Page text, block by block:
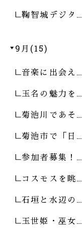
鞠智城デジタ…
9月(15)
音楽に出会え…
玉名の魅力を…
菊池川であそ…
菊池市で「日…
参加者募集！…
コスモスを眺…
石垣と水辺の…
玉世姫・巫女…